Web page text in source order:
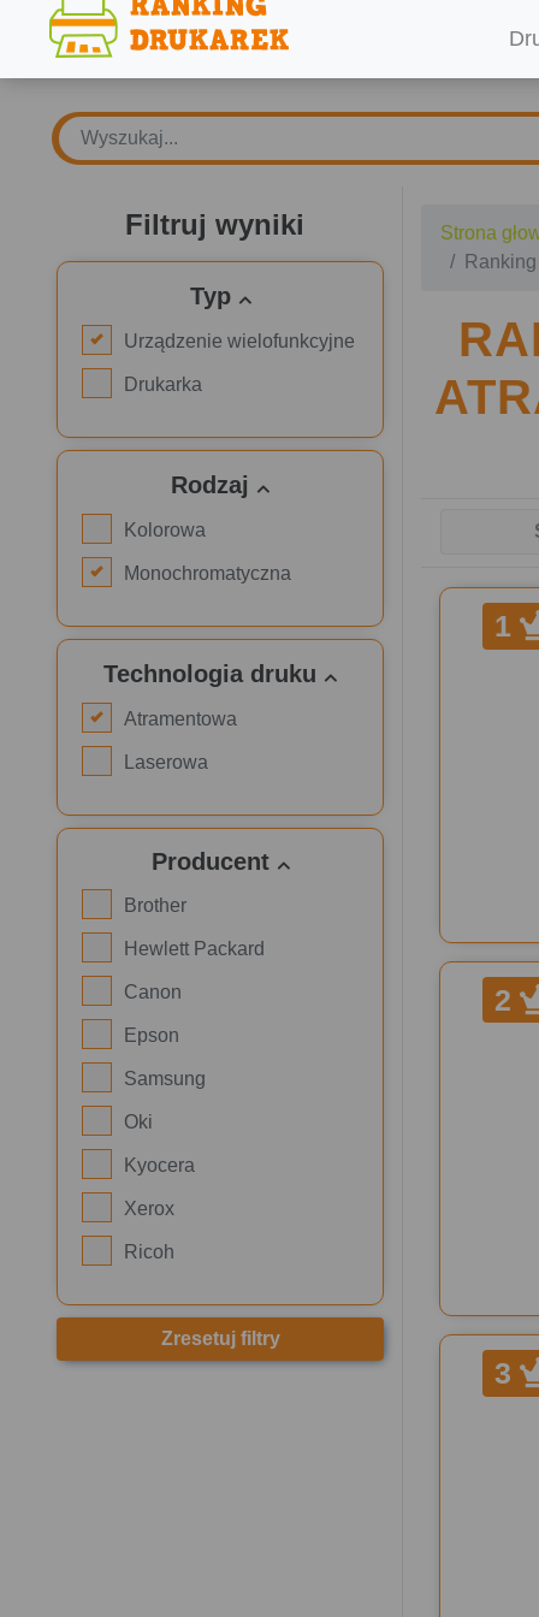
Filtruj wyniki
Typ
Urządzenie wielofunkcyjne
Drukarka
Rodzaj
Kolorowa
Monochromatyczna
Technologia druku
Atramentowa
Laserowa
Producent
Brother
Hewlett Packard
Canon
Epson
Samsung
Oki
Kyocera
Xerox
Ricoh
Zresetuj filtry
Strona
1
2
3